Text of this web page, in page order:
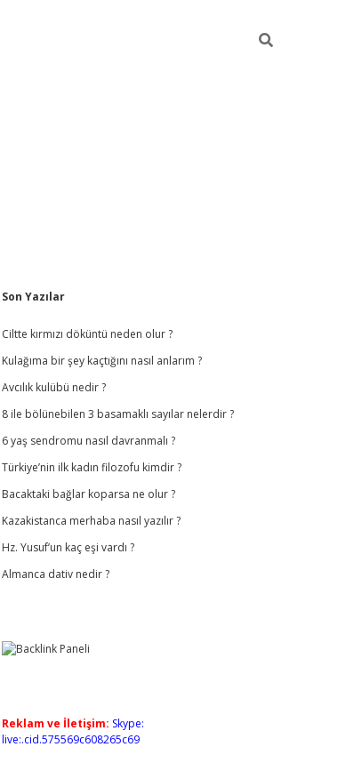
Sidebar
Son Yazılar
Ciltte kırmızı döküntü neden olur ?
Kulağıma bir şey kaçtığını nasıl anlarım ?
Avcılık kulübü nedir ?
8 ile bölünebilen 3 basamaklı sayılar nelerdir ?
6 yaş sendromu nasıl davranmalı ?
Türkiye’nin ilk kadın filozofu kimdir ?
Bacaktaki bağlar koparsa ne olur ?
Kazakistanca merhaba nasıl yazılır ?
Hz. Yusuf’un kaç eşi vardı ?
Almanca dativ nedir ?
Reklam ve İletişim: Skype:
live:.cid.575569c608265c69
ilbethiltonbet